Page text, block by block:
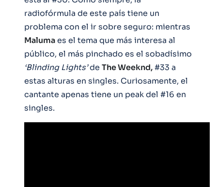
radiofórmula de este país tiene un
problema con el ir sobre seguro: mientras
Malumaes el tema que más interesa al
público, el más pinchado es el sobadísimo
‘Blinding Lights’de The Weeknd,#33 a
estas alturas en singles. Curiosamente, el
cantante apenas tiene un peak del #16 en
singles.